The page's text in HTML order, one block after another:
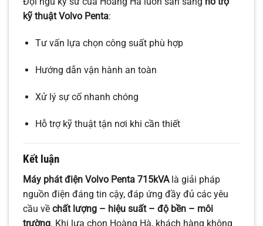
kỹ thuật Volvo Penta:
Tư vấn lựa chọn công suất phù hợp
Hướng dẫn vận hành an toàn
Xử lý sự cố nhanh chóng
Hỗ trợ kỹ thuật tận nơi khi cần thiết
Kết luận
Máy phát điện Volvo Penta 715kVAlà giải pháp
nguồn điện đáng tin cậy, đáp ứng đầy đủ các yêu
cầu về chất lượng – hiệu suất – độ bền – môi
trường. Khi lựa chọn Hoàng Hà, khách hàng không